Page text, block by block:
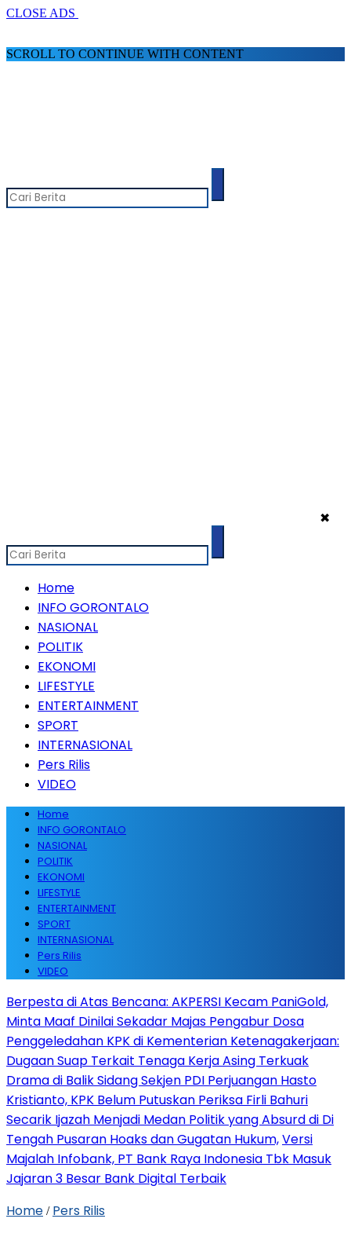
CLOSE ADS
SCROLL TO CONTINUE WITH CONTENT
✖
Home
INFO GORONTALO
NASIONAL
POLITIK
EKONOMI
LIFESTYLE
ENTERTAINMENT
SPORT
INTERNASIONAL
Pers Rilis
VIDEO
Home
INFO GORONTALO
NASIONAL
POLITIK
EKONOMI
LIFESTYLE
ENTERTAINMENT
SPORT
INTERNASIONAL
Pers Rilis
VIDEO
Berpesta di Atas Bencana: AKPERSI Kecam PaniGold,
Minta Maaf Dinilai Sekadar Majas Pengabur Dosa
Penggeledahan KPK di Kementerian Ketenagakerjaan:
Dugaan Suap Terkait Tenaga Kerja Asing Terkuak
Drama di Balik Sidang Sekjen PDI Perjuangan Hasto
Kristianto, KPK Belum Putuskan Periksa Firli Bahuri
Secarik Ijazah Menjadi Medan Politik yang Absurd di Di
Tengah Pusaran Hoaks dan Gugatan Hukum,Versi
Majalah Infobank, PT Bank Raya Indonesia Tbk Masuk
Jajaran 3 Besar Bank Digital Terbaik
Home / Pers Rilis